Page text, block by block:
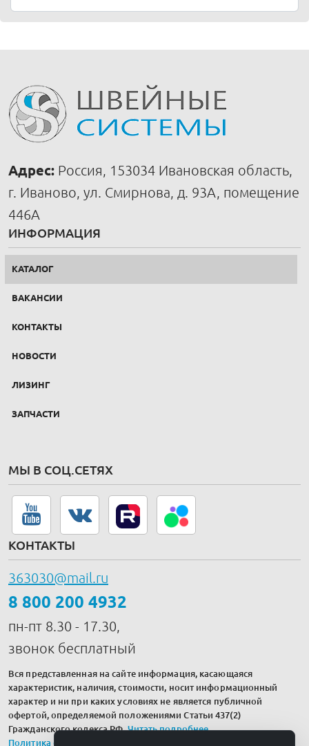
Адрес: Россия, 153034 Ивановская область,
г. Иваново, ул. Смирнова, д. 93А, помещение
446А
ИНФОРМАЦИЯ
КАТАЛОГ
ВАКАНСИИ
КОНТАКТЫ
НОВОСТИ
ЛИЗИНГ
ЗАПЧАСТИ
МЫ В СОЦ.СЕТЯХ
КОНТАКТЫ
363030@mail.ru
8 800 200 4932
пн-пт 8.30 - 17.30,
звонок бесплатный
Вся представленная на сайте информация, касающаяся
характеристик, наличия, стоимости, носит информационный
характер и ни при каких условиях не является публичной
офертой, определяемой положениями Статьи 437(2)
Гражданского кодекса РФ.Читать подробнее.
Политика обработки персональных данных